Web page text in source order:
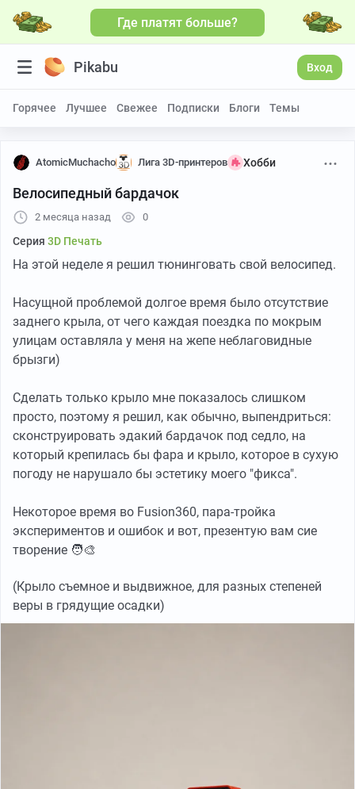
Где платят больше?
Pikabu Вход
Горячее Лучшее Свежее Подписки Блоги Темы
AtomicMuchacho Лига 3D-принтеров Хобби
Велосипедный бардачок
2 месяца назад 0
Серия 3D Печать
На этой неделе я решил тюнинговать свой велосипед.
Насущной проблемой долгое время было отсутствие
заднего крыла, от чего каждая поездка по мокрым
улицам оставляла у меня на жепе неблаговидные
брызги)
Сделать только крыло мне показалось слишком
просто, поэтому я решил, как обычно, выпендриться:
сконструировать эдакий бардачок под седло, на
который крепилась бы фара и крыло, которое в сухую
погоду не нарушало бы эстетику моего "фикса".
Некоторое время во Fusion360, пара-тройка
экспериментов и ошибок и вот, презентую вам сие
творение 🧑‍🎨
(Крыло съемное и выдвижное, для разных степеней
веры в грядущие осадки)